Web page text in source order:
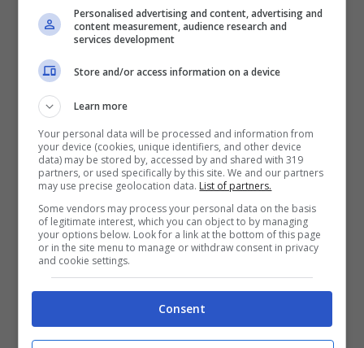
a segno il primo gol stagionale. Il caso
scommessepuò essere decisivo per la svolta
stagione a livello personale del giocatore.
Nicolò Barella potrebbe lasciare l’Inter (Stopandgoal.net) –
Personalised advertising and content, advertising and
content measurement, audience research and
services development
Store and/or access information on a device
Learn more
Your personal data will be processed and information from
your device (cookies, unique identifiers, and other device
data) may be stored by, accessed by and shared with 319
partners, or used specifically by this site. We and our partners
may use precise geolocation data. List of partners.
Some vendors may process your personal data on the basis
of legitimate interest, which you can object to by managing
your options below. Look for a link at the bottom of this page
or in the site menu to manage or withdraw consent in privacy
and cookie settings.
Consent